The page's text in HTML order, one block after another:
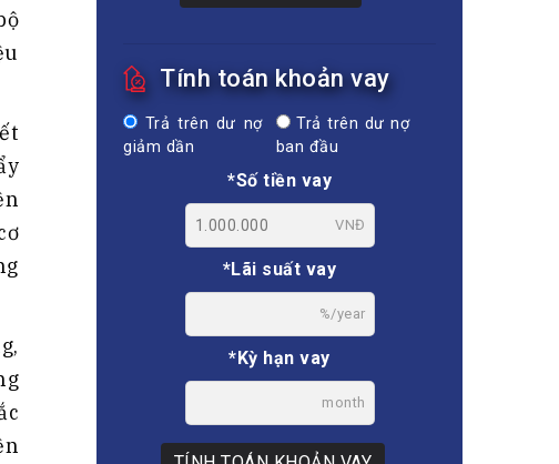
Tính toán khoản vay
Trả trên dư nợ
giảm dần
Trả trên dư nợ
ban đầu
*Số tiền vay
VNĐ
*Lãi suất vay
%/year
*Kỳ hạn vay
month